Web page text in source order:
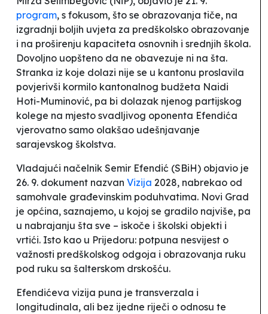
program, s fokusom, što se obrazovanja tiče, na
izgradnji boljih uvjeta za predškolsko obrazovanje
i na proširenju kapaciteta osnovnih i srednjih škola.
Dovoljno uopšteno da ne obavezuje ni na šta.
Stranka iz koje dolazi nije se u kantonu proslavila
povjerivši kormilo kantonalnog budžeta Naidi
Hoti-Muminović, pa bi dolazak njenog partijskog
kolege na mjesto svadljivog oponenta Efendića
vjerovatno samo olakšao udešnjavanje
sarajevskog školstva.
Vladajući načelnik Semir Efendić (SBiH) objavio je
26. 9. dokument nazvan Vizija 2028, nabrekao od
samohvale građevinskim poduhvatima. Novi Grad
je općina, saznajemo, u kojoj se gradilo najviše, pa
u nabrajanju šta sve – iskoče i školski objekti i
vrtići. Isto kao u Prijedoru: potpuna nesvijest o
važnosti predškolskog odgoja i obrazovanja ruku
pod ruku sa šalterskom drskošću.
Efendićeva vizija puna je transverzala i
longitudinala, ali bez ijedne riječi o odnosu te